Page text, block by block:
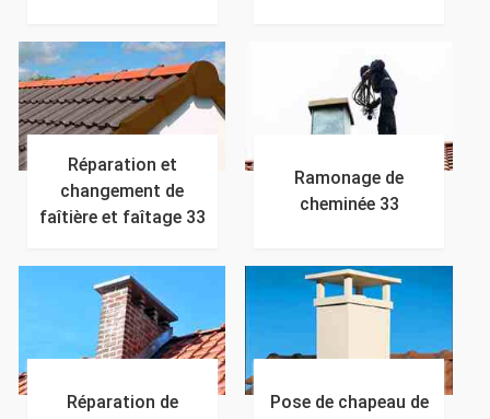
Réparation et
changement de
faîtière et faîtage 33
Ramonage de
cheminée 33
Réparation de
Pose de chapeau de